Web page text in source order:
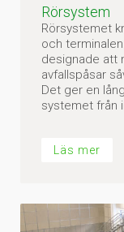
Rörsystem
Rörsystemet
och
designade att
avfallspåsar
Det ger en
systemet från
Läs mer